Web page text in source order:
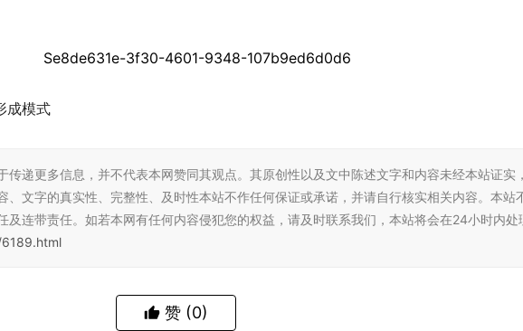
成模式
传递更多信息，并不代表本网赞同其观点。其原创性以及文中陈述文字和内容未经本站证实
、文字的真实性、完整性、及时性本站不作任何保证或承诺，并请自行核实相关内容。本站
及连带责任。如若本网有任何内容侵犯您的权益，请及时联系我们，本站将会在24小时内处
赞 (0)